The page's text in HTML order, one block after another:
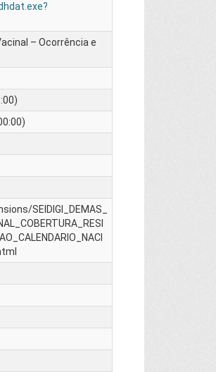
– Ocorrência e
SEIDIGI_DEMAS_